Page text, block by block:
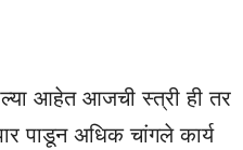
आहेत आजची स्त्री ही तर
पाडून अधिक चांगले कार्य